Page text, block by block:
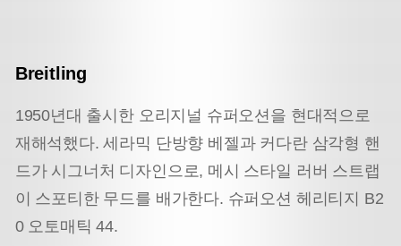
Breitling
1950년대 출시한 오리지널 슈퍼오션을 현대적으로
재해석했다. 세라믹 단방향 베젤과 커다란 삼각형 핸
드가 시그너처 디자인으로, 메시 스타일 러버 스트랩
이 스포티한 무드를 배가한다. 슈퍼오션 헤리티지 B2
0 오토매틱 44.